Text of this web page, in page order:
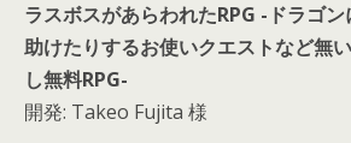
ラスボスがあらわれたRPG -ドラゴ
助けたりするお使いクエストなど無
し無料RPG-
開発: Takeo Fujita 様